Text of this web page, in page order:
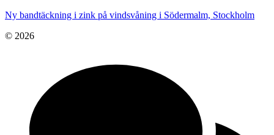
Ny bandtäckning i zink på vindsvåning i Södermalm, Stockholm
© 2026